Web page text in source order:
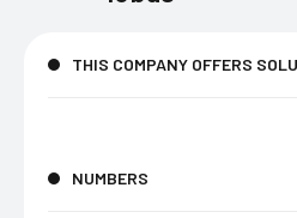
THIS COMPANY OFFERS
NUMBERS